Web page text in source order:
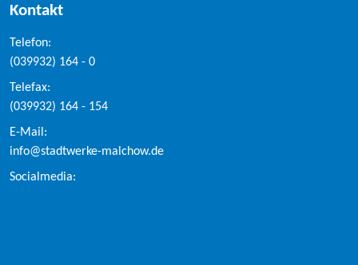
Kontakt
Telefon:
(039932) 164 - 0
Telefax:
(039932) 164 - 154
E-Mail:
info@stadtwerke-malchow.de
Socialmedia: